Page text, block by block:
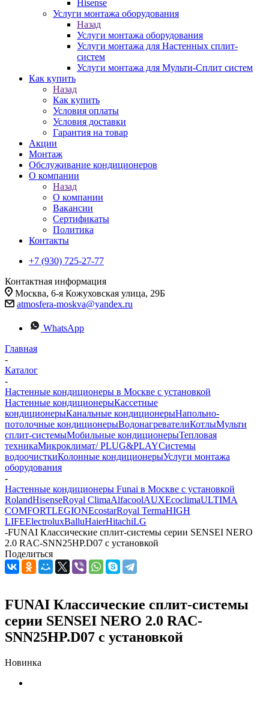
Hisense
Услуги монтажа оборудования
Назад
Услуги монтажа оборудования
Услуги монтажа для Настенных сплит-
систем
Услуги монтажа для Мульти-Сплит систем
Как купить
Назад
Как купить
Условия оплаты
Условия доставки
Гарантия на товар
Акции
Монтаж
Обслуживание кондиционеров
О компании
Назад
О компании
Вакансии
Сертификаты
Политика
Контакты
+7 (930) 725-27-77
Контактная информация
Москва, 6-я Кожуховская улица, 29Б
atmosfera-moskva@yandex.ru
WhatsApp
Главная
-
Каталог
-
Настенные кондиционеры в Москве с установкой
Настенные кондиционерыКассетные
кондиционерыКанальные кондиционерыНапольно-
потолочные кондиционерыВодонагревателиКотлыМульти
сплит-системыМобильные кондиционерыТепловая
техникаМикроклимат/ PLUG&PLAYСистемы
водоочисткиКолонные кондиционерыУслуги монтажа
оборудования
-
Настенные кондиционеры Funai в Москве с установкой
RolandHisenseRoyal ClimaAlfacoolAUXEcoclimaULTIMA
COMFORTLEGIONEcostarRoyal TermaHIGH
LIFEElectroluxBalluHaierHitachiLG
-FUNAI Классические сплит-системы серии SENSEI NERO
2.0 RAC-SNN25HP.D07 с установкой
Поделиться
FUNAI Классические сплит-системы
серии SENSEI NERO 2.0 RAC-
SNN25HP.D07 с установкой
Новинка